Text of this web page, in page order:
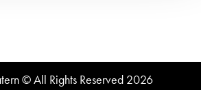
© All Rights Reserved 2026